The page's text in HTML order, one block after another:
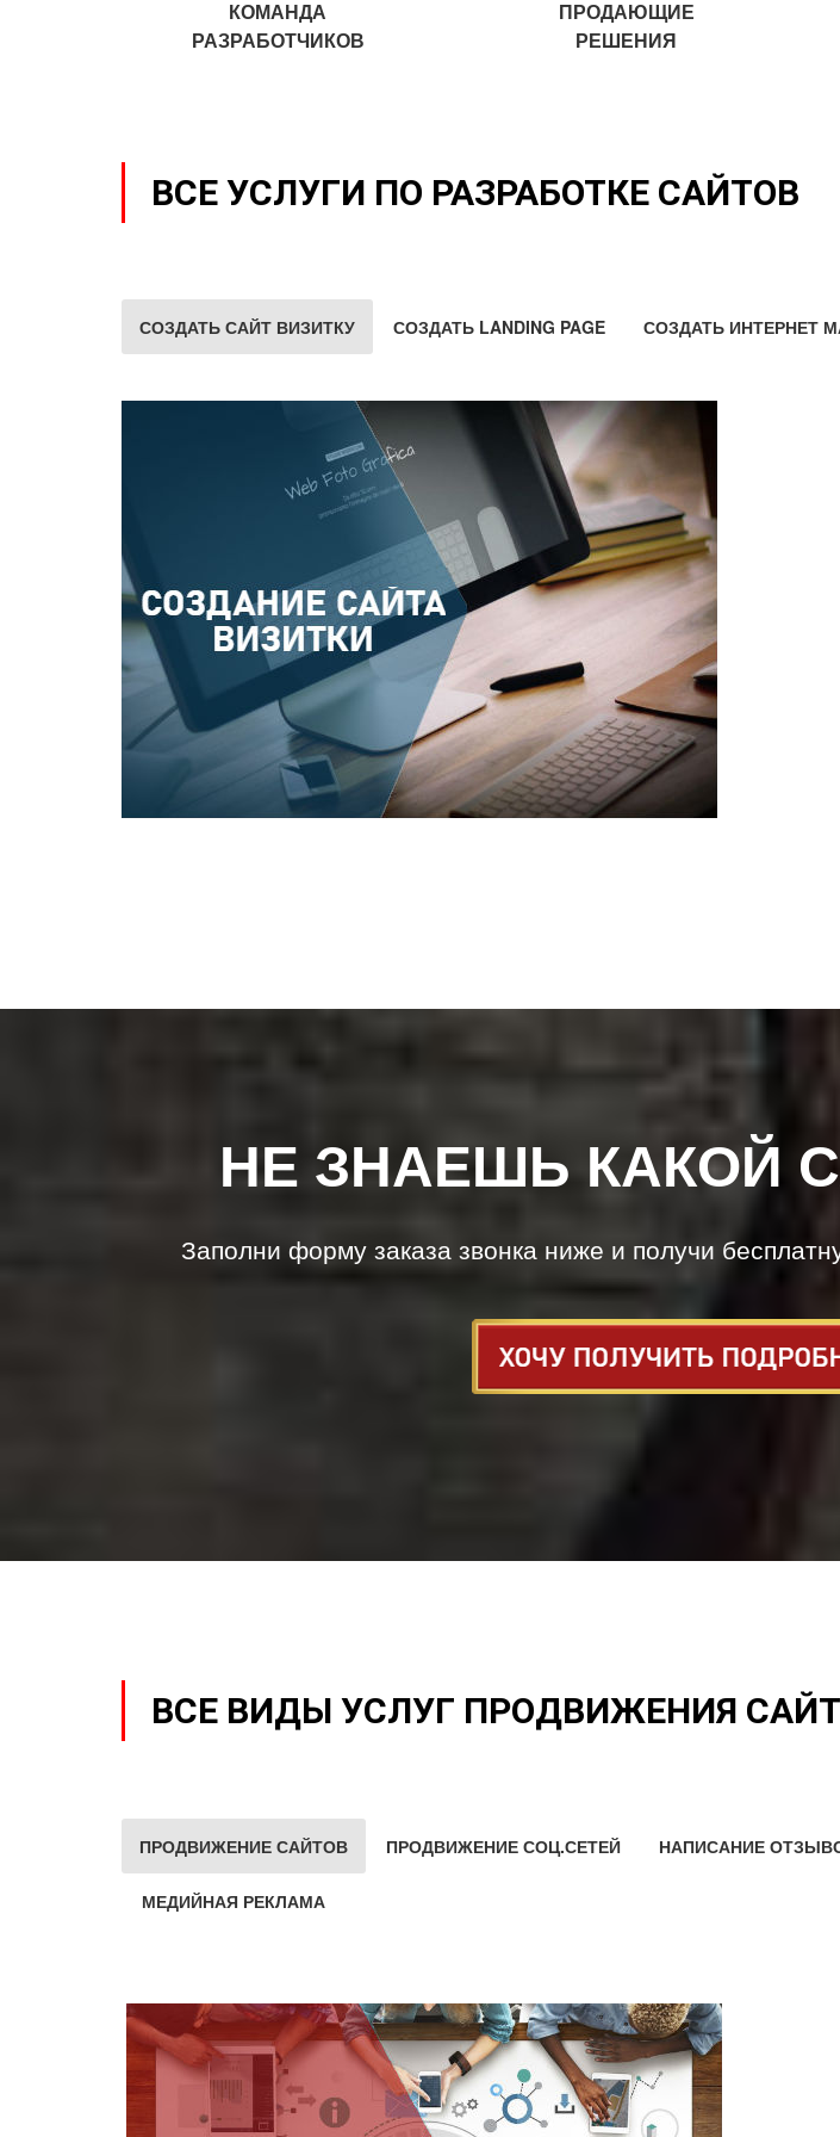
КОМАНДА
РАЗРАБОТЧИКОВ
ПРОДАЮЩИЕ
РЕШЕНИЯ
ВСЕ УСЛУГИ ПО РАЗРАБОТКЕ САЙТОВ
СОЗДАТЬ САЙТ ВИЗИТКУ СОЗДАТЬ LANDING PAGE СОЗДАТЬ ИНТЕРНЕТ
НЕ ЗНАЕШЬ КАКОЙ
Заполни форму заказа звонка ниже и получи
ВСЕ ВИДЫ УСЛУГ ПРОДВИЖЕНИЯ
ПРОДВИЖЕНИЕ САЙТОВ ПРОДВИЖЕНИЕ СОЦ.СЕТЕЙ НАПИСАНИЕ
МЕДИЙНАЯ РЕКЛАМА